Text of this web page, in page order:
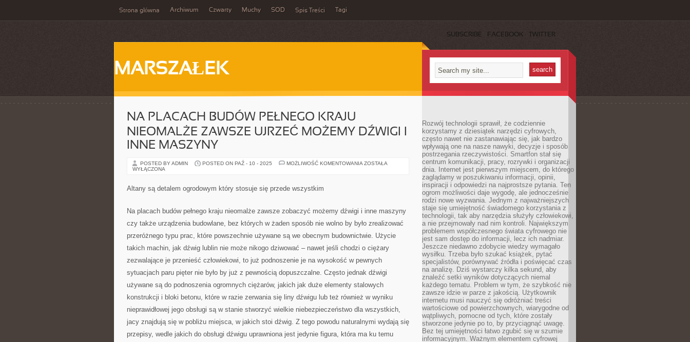
Strona główna Archiwum Czwarty Muchy SOD Spis Treści Tagi
SUBSCRIBE FACEBOOK TWITTER
MARSZAŁEK
NA PLACACH BUDÓW PEŁNEGO KRAJU
NIEOMALŻE ZAWSZE UJRZEĆ MOŻEMY DŹWIGI I
INNE MASZYNY
POSTED BY ADMIN POSTED ON PAŹ - 10 - 2025 MOŻLIWOŚĆ KOMENTOWANIA NA
MOŻEMY
DŹWIGI
INNE
ZOSTAŁA
WYŁĄCZONA
Altany są detalem ogrodowym który stosuje się przede wszystkim
Na placach budów pełnego kraju nieomalże zawsze zobaczyć możemy dźwigi i inne maszyny
czy także urządzenia budowlane, bez których w żaden sposób nie wolno by było zrealizować
przeróżnego typu prac, które powszechnie używane są we obecnym budownictwie. Użycie
takich machin, jak dźwig lublin nie może nikogo dziwować – nawet jeśli chodzi o ciężary
zezwalające je przenieść człowiekowi, to już podnoszenie je na wysokość w pewnych
sytuacjach paru pięter nie było by już z pewnością dopuszczalne. Często jednak dźwigi
używane są do podnoszenia ogromnych ciężarów, jakich jak duże elementy stalowych
konstrukcji i bloki betonu, które w razie zerwania się liny dźwigu lub też również w wyniku
nieprawidłowej jego obsługi są w stanie stworzyć wielkie niebezpieczeństwo dla wszystkich,
jacy znajdują się w pobliżu miejsca, w jakich stoi dźwig. Z tego powodu naturalnymi wydają się
przepisy, wedle jakich do obsługi dźwigu uprawniona jest jedynie figura, która ma ku temu
Rozwój technologii sprawił, że codziennie
korzystamy z dziesiątek narzędzi cyfrowych,
często nawet nie zastanawiając się, jak bardzo
wpływają one na nasze nawyki, decyzje i sposób
postrzegania rzeczywistości. Smartfon stał się
centrum komunikacji, pracy, rozrywki i organizacji
dnia. Internet jest pierwszym miejscem, do którego
zaglądamy w poszukiwaniu informacji, opinii,
inspiracji i odpowiedzi na najprostsze pytania. Ten
ogrom możliwości daje wygodę, ale jednocześnie
rodzi nowe wyzwania. Jednym z najważniejszych
staje się umiejętność świadomego korzystania z
technologii, tak aby narzędzia służyły człowiekowi,
a nie przejmowały nad nim kontroli. Największym
problemem współczesnego świata cyfrowego nie
jest sam dostęp do informacji, lecz ich nadmiar.
Jeszcze niedawno zdobycie wiedzy wymagało
wysiłku. Trzeba było szukać książek, pytać
specjalistów, porównywać źródła i poświęcać czas
na analizę. Dziś wystarczy kilka sekund, aby
znaleźć setki wyników dotyczących niemal
każdego tematu. Problem w tym, że szybkość nie
zawsze idzie w parze z jakością. Użytkownik
internetu musi nauczyć się odróżniać treści
wartościowe od powierzchownych, wiarygodne od
wątpliwych, pomocne od tych, które zostały
stworzone jedynie po to, by przyciągnąć uwagę.
Bez tej umiejętności łatwo zgubić się w szumie
informacyjnym. Ważnym elementem cyfrowej